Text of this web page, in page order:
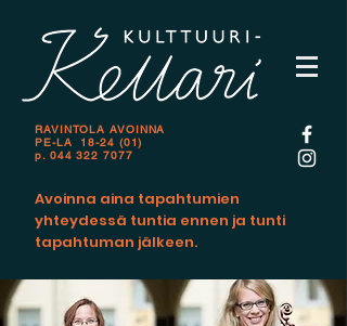
RAVINTOLA AVOINNA
PE-LA 18-24 (01)
p. 044 322 7077
Avoinna aina tapahtumien
yhteydessä tuntia ennen ja tunti
tapahtuman jälkeen.